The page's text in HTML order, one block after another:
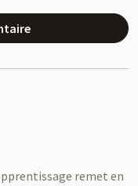
remet en